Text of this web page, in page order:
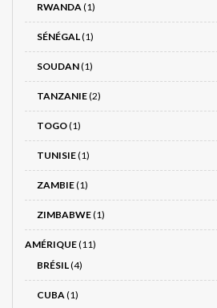
RWANDA(1)
SÉNÉGAL(1)
SOUDAN(1)
TANZANIE(2)
TOGO(1)
TUNISIE(1)
ZAMBIE(1)
ZIMBABWE(1)
AMÉRIQUE(11)
BRÉSIL(4)
CUBA(1)